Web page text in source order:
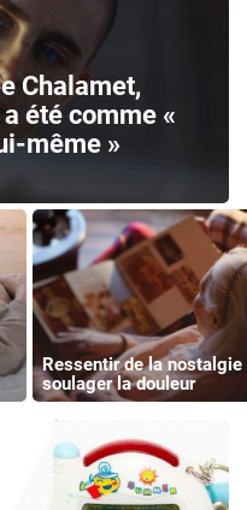
Chalamet,
été comme «
même »
Ressentir de la nostalgie
soulager la douleur